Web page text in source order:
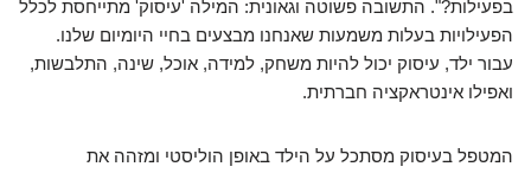
בפעילות?". התשובה פשוטה וגאונית: המילה 'עיסוק' מתייחסת לכלל
הפעילויות בעלות משמעות שאנחנו מבצעים בחיי היומיום שלנו.
עבור ילד, עיסוק יכול להיות משחק, למידה, אוכל, שינה, התלבשות,
ואפילו אינטראקציה חברתית.
המטפל בעיסוק מסתכל על הילד באופן הוליסטי ומזהה את